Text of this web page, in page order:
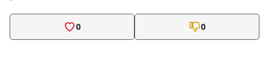
0 0